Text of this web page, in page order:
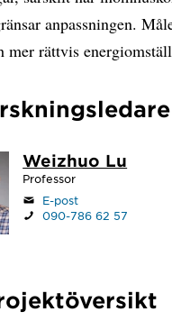
anpassningen.
mer rättvis
Weizhuo Lu
Professor
E-post
090-786 62 57